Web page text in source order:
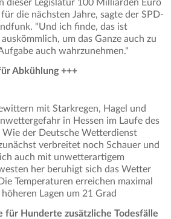
dieser Legislatur 100 Milliarden Euro
die nächsten Jahre, sagte der SPD-
"Und ich finde, das ist
um das Ganze auch zu
auch wahrzunehmen."
Abkühlung +++
mit Starkregen, Hagel und
in Hessen im Laufe des
Wie der Deutsche Wetterdienst
verbreitet noch Schauer und
auch mit unwetterartigem
her beruhigt sich das Wetter
Temperaturen erreichen maximal
Lagen um 21 Grad
für Hunderte zusätzliche Todesfälle